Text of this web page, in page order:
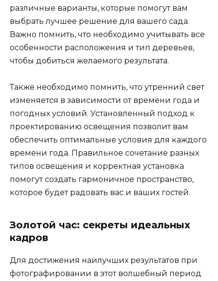
различные варианты, которые помогут вам
выбрать лучшее решение для вашего сада.
Важно помнить, что необходимо учитывать все
особенности расположения и тип деревьев,
чтобы добиться желаемого результата.
Также необходимо помнить, что утренний свет
изменяется в зависимости от времени года и
погодных условий. Установленный подход к
проектированию освещения позволит вам
обеспечить оптимальные условия для каждого
времени года. Правильное сочетание разных
типов освещения и корректная установка
помогут создать гармоничное пространство,
которое будет радовать вас и ваших гостей.
Золотой час: секреты идеальных
кадров
Для достижения наилучших результатов при
фотографировании в этот волшебный период